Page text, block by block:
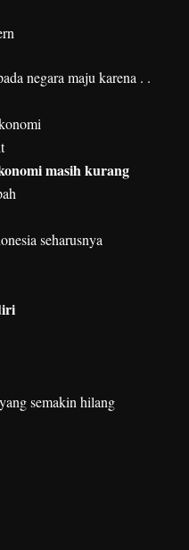
negara maju karena . .
masih kurang
seharusnya
semakin hilang